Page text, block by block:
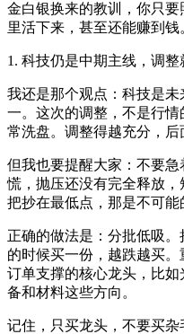
金白银换来的教训，你只
里活下来，甚至还能赚到钱
1. 科技仍是中期主线，调
我还是那个观点：科技是
一。这次的调整，不是行
常洗盘。调整得越充分，后
但我也要提醒大家：不要
慌，抛压还没有完全释放
把抄在最低点，那是不可能
正确的做法是：分批低吸
的时候买一份，越跌越买
订单支撑的核心龙头，比
备和材料这些方向。
记住，只买龙头，不要买